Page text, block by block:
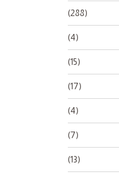
(288)
(4)
(15)
(17)
(4)
(7)
(13)